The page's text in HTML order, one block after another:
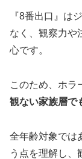
『8番出口』は
なく、観察力や
心です。
このため、ホラ
観ない家族層で
全年齢対象では
う点を理解し、